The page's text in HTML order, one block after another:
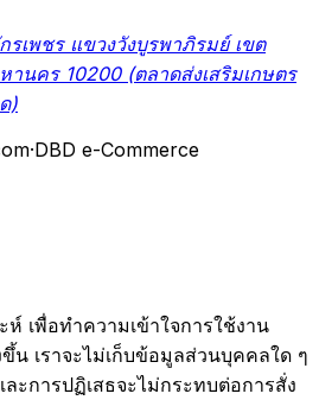
รเพชร แขวงวังบูรพาภิรมย์ เขต
านคร 10200 (ตลาดส่งเสริมเกษตร
)
·DBD e-Commerce
ห์ เพื่อทำความเข้าใจการใช้งาน
น เราจะไม่เก็บข้อมูลส่วนบุคคลใด ๆ
ะการปฏิเสธจะไม่กระทบต่อการสั่ง